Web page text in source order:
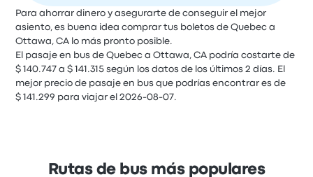
Para ahorrar dinero y asegurarte de conseguir el mejor
asiento, es buena idea comprar tus boletos de Quebec a
Ottawa, CA lo más pronto posible.
El pasaje en bus de Quebec a Ottawa, CA podría costarte de
$ 140.747 a $ 141.315 según los datos de los últimos 2 días. El
mejor precio de pasaje en bus que podrías encontrar es de
$ 141.299 para viajar el 2026-08-07.
Rutas de bus más populares